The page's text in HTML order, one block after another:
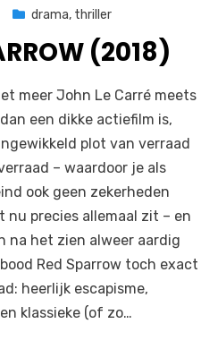
drama, thriller
(2018)
achterop
Red
(2018)
meer John Le Carré meets
een dikke actiefilm is,
plot van verraad
– waardoor je als
ook geen zekerheden
nu precies allemaal zit – en
na het zien alweer aardig
Red Sparrow toch exact
heerlijk escapisme,
klassieke (of zo…